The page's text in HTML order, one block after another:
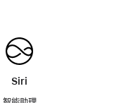
Siri